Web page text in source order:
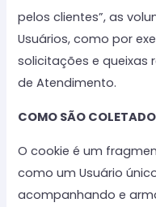
pelos clientes”, as
Usuários, como por
solicitações e queixas
de Atendimento.
COMO SÃO
O cookie é um
como um Usuário
acompanhando e